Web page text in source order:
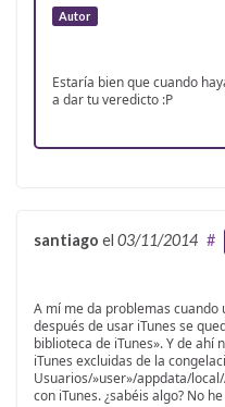
Autor
Estaría bien que cuando
a dar tu veredicto :P
santiago el 03/11/2014 #
A mí me da problemas cuando
después de usar iTunes se
biblioteca de iTunes». Y de ahí
iTunes excluidas de la
Usuarios/»user»/appdata/
con iTunes. ¿sabéis algo? No